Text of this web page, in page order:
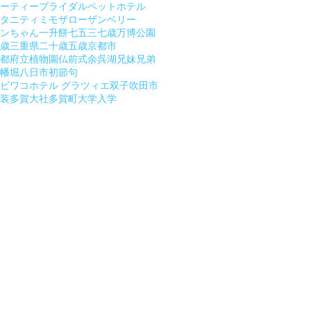
ティーブライダルペット ホテル
ニティ ミモザローザンベリー
ちゃん一升餅七五三七歳万博公園
三重県二十歳五歳京都市
府立植物園仏前式余呉湖 兄妹 兄弟
堀八日市初節句
ワコホテル グラツィエ双子吹田市
多賀大社多賀町大学入学